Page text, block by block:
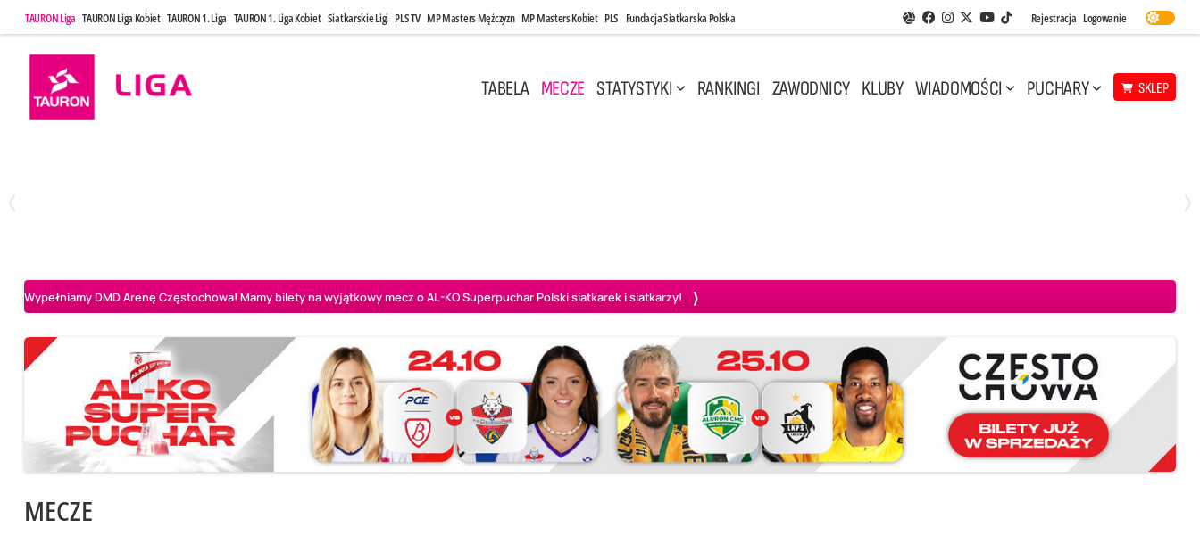
TAURON Liga TAURON Liga Kobiet TAURON 1. Liga TAURON 1. Liga Kobiet Siatkarskie Ligi PLS TV MP Masters Mężczyzn MP Masters Kobiet PLS Fundacja Siatkarska Polska Aplikacja Siatkarskie Ligi
Facebook
Instagram
Twitter
Youtube
TikTok
Rejestracja Logowanie
TABELA MECZE STATYSTYKI RANKINGI ZAWODNICY KLUBY WIADOMOŚCI PUCHARY SKLEP
Wypełniamy DMD Arenę Częstochowa! Mamy bilety na wyjątkowy mecz o AL-KO Superpuchar Polski siatkarek i siatkarzy!
MECZE